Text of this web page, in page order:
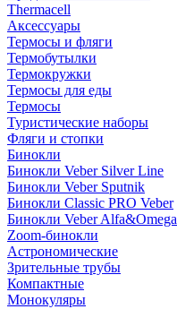
Thermacell
Аксессуары
Термосы и фляги
Термобутылки
Термокружки
Термосы для еды
Термосы
Туристические наборы
Фляги и стопки
Бинокли
Бинокли Veber Silver Line
Бинокли Veber Sputnik
Бинокли Classic PRO Veber
Бинокли Veber Alfa&Omega
Zoom-бинокли
Астрономические
Зрительные трубы
Компактные
Монокуляры